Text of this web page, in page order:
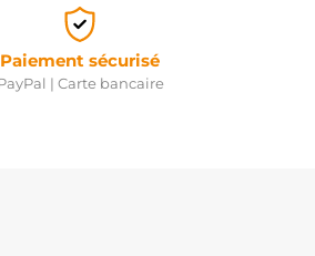
Paiement sécurisé
| Carte bancaire